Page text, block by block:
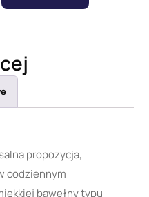
propozycja,
codziennym
bawełny typu